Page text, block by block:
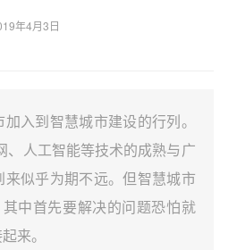
年4月3日
入到智慧城市建设的行列。
、人工智能等技术的成熟与广
似乎为期不远。但智慧城市
其中首先要解决的问题恐怕就
来。